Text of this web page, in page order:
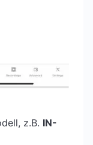
z.B. IN-